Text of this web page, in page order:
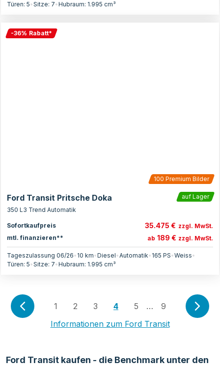
Türen: 5•Sitze: 7•Hubraum: 1.995 cm³
-36% Rabatt*
100 Premium Bilder
Ford Transit Pritsche Doka
auf Lager
350 L3 Trend Automatik
Sofortkaufpreis 35.475 € zzgl. MwSt.
mtl. finanzieren**
ab 189 € zzgl. MwSt.
Tageszulassung 06/26• 10 km•Diesel•Automatik• 165 PS•Weiss•
Türen: 5•Sitze: 7•Hubraum: 1.995 cm³
1 2 3 4 5 …
9
Informationen zum Ford Transit
Ford Transit kaufen - die Benchmark unter den